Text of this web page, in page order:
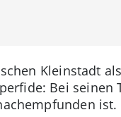
Kleinstadt
Bei seinen
ist.